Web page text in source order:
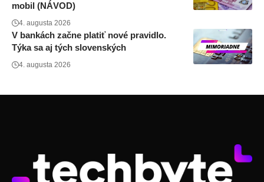
mobil (NÁVOD)
4. augusta 2026
V bankách začne platiť nové pravidlo.
Týka sa aj tých slovenských
4. augusta 2026